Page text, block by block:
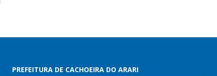
PREFEITURA DE CACHOEIRA DO ARARI